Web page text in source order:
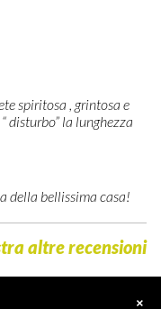
spiritosa , grintosa e
disturbo” la lunghezza
della bellissima casa!
altre recensioni
×